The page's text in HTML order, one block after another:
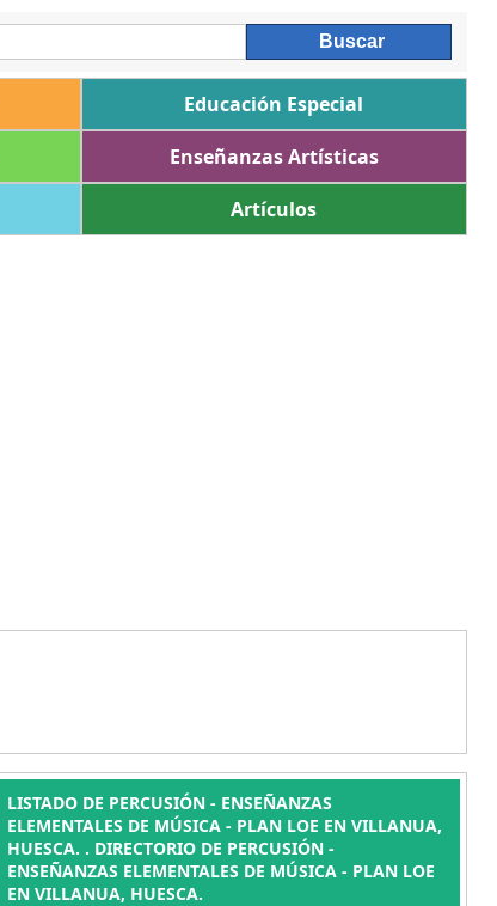
Educación Especial
Enseñanzas Artísticas
Artículos
LISTADO DE PERCUSIÓN - ENSEÑANZAS
ELEMENTALES DE MÚSICA - PLAN LOE EN VILLANUA,
HUESCA. . DIRECTORIO DE PERCUSIÓN -
ENSEÑANZAS ELEMENTALES DE MÚSICA - PLAN LOE
EN VILLANUA, HUESCA.